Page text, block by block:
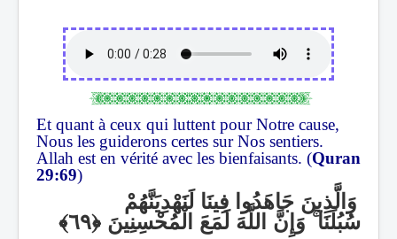
Et quant à ceux qui luttent pour Notre cause,
Nous les guiderons certes sur Nos sentiers.
Allah est en vérité avec les bienfaisants. (Quran
29:69)
وَالَّذِينَ جَاهَدُوا فِينَا لَنَهْدِيَنَّهُمْ
سُبُلَنَاۚوَإِنَّ اللَّهَ لَمَعَ الْمُحْسِنِينَ